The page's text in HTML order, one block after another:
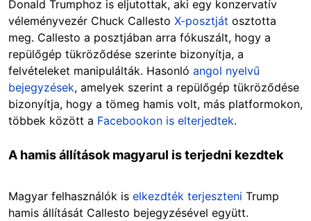
Donald Trumphoz is eljutottak, aki egy konzervatív
véleményvezér Chuck Callesto X-posztját osztotta
meg. Callesto a posztjában arra fókuszált, hogy a
repülőgép tükröződése szerinte bizonyítja, a
felvételeket manipulálták. Hasonló angol nyelvű
bejegyzések, amelyek szerint a repülőgép tükröződése
bizonyítja, hogy a tömeg hamis volt, más platformokon,
többek között a Facebookon is elterjedtek.
A hamis állítások magyarul is terjedni kezdtek
Magyar felhasználók is elkezdték terjeszteni Trump
hamis állítását Callesto bejegyzésével együtt.